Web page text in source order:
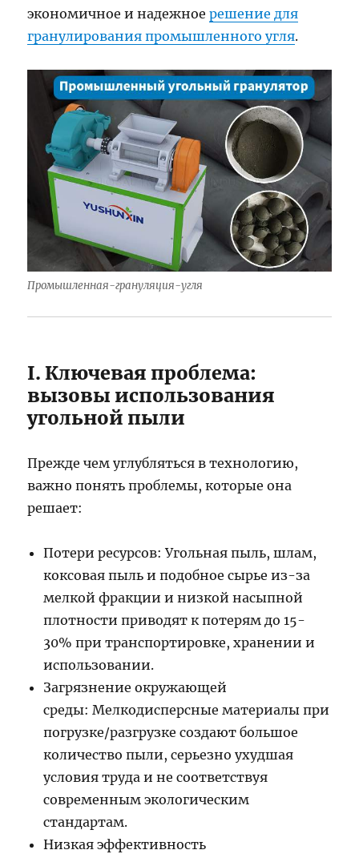
экономичное и надежноерешение для
гранулирования промышленного угля.
Промышленная-грануляция-угля
I. Ключевая проблема:
вызовы использования
угольной пыли
Прежде чем углубляться в технологию,
важно понять проблемы, которые она
решает:
Потери ресурсов: Угольная пыль, шлам,
коксовая пыль и подобное сырье из-за
мелкой фракции и низкой насыпной
плотности приводят к потерям до 15-
30% при транспортировке, хранении и
использовании.
Загрязнение окружающей
среды: Мелкодисперсные материалы при
погрузке/разгрузке создают большое
количество пыли, серьезно ухудшая
условия труда и не соответствуя
современным экологическим
стандартам.
Низкая эффективность